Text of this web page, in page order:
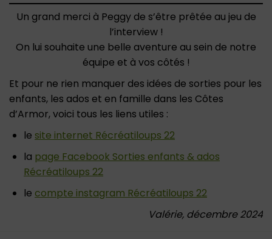
Un grand merci à Peggy de s’être prêtée au jeu de
l’interview !
On lui souhaite une belle aventure au sein de notre
équipe et à vos côtés !
Et pour ne rien manquer des idées de sorties pour les
enfants, les ados et en famille dans les Côtes
d’Armor, voici tous les liens utiles :
le site internet Récréatiloups 22
la page Facebook Sorties enfants & ados
Récréatiloups 22
le compte instagram Récréatiloups 22
Valérie, décembre 2024